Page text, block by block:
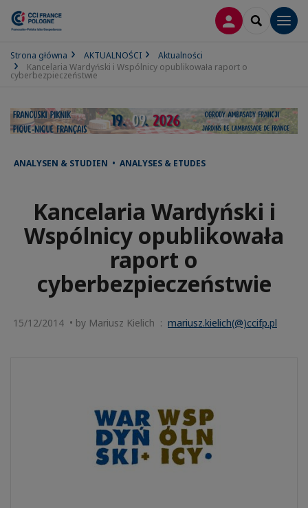
LOGOWANIE
SEARCH
Strona główna AKTUALNOŚCI
Aktualności
Kancelaria Wardyński i Wspólnicy opublikowała raport o
cyberbezpieczeństwie
ANALYSEN & STUDIEN • ANALYSES & ETUDES
Kancelaria Wardyński i
Wspólnicy opublikowała
raport o
cyberbezpieczeństwie
15/12/2014 • by Mariusz Kielich : mariusz.kielich(@)ccifp.pl